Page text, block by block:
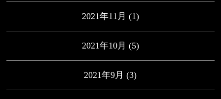
2021年11月 (1)
2021年10月 (5)
2021年9月 (3)